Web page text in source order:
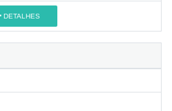
DETALHES